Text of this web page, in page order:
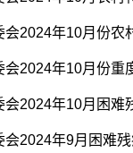
2024年10月份农
2024年10月份重
2024年10月困难
2024年9月困难